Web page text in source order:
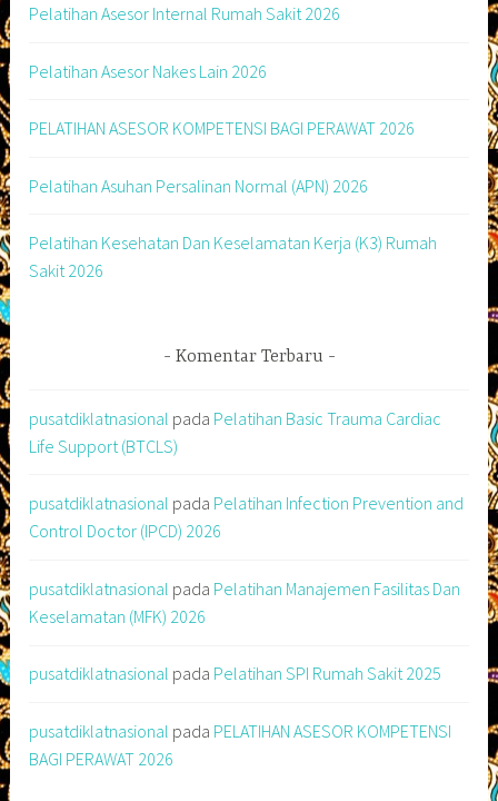
Pelatihan Asesor Internal Rumah Sakit 2026
Pelatihan Asesor Nakes Lain 2026
PELATIHAN ASESOR KOMPETENSI BAGI PERAWAT 2026
Pelatihan Asuhan Persalinan Normal (APN) 2026
Pelatihan Kesehatan Dan Keselamatan Kerja (K3) Rumah
Sakit 2026
Komentar Terbaru
pusatdiklatnasional pada Pelatihan Basic Trauma Cardiac
Life Support (BTCLS)
pusatdiklatnasional pada Pelatihan Infection Prevention and
Control Doctor (IPCD) 2026
pusatdiklatnasional pada Pelatihan Manajemen Fasilitas Dan
Keselamatan (MFK) 2026
pusatdiklatnasional pada Pelatihan SPI Rumah Sakit 2025
pusatdiklatnasional pada PELATIHAN ASESOR KOMPETENSI
BAGI PERAWAT 2026